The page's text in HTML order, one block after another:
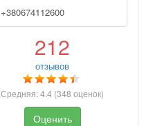
+380674112600
212
отзывов
Средняя:4.4 (348 оценок)
Оценить